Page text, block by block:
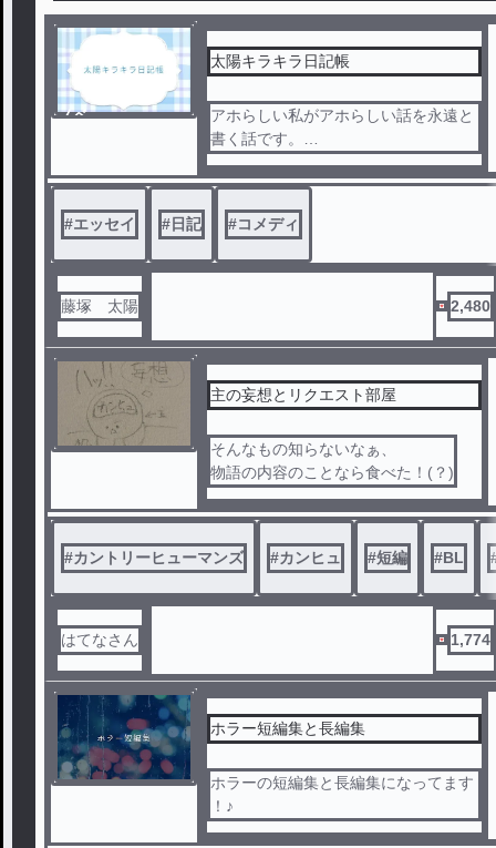
ノベ
太陽キラキラ日記帳
アホらしい私がアホらしい話を永遠と
書く話です。
なんか何も読む気が起きない時に読ん
でください。バカになれます。
#エッセイ #日記 #コメディ
藤塚 太陽 2,480
主の妄想とリクエスト部屋
そんなもの知らないなぁ、
物語の内容のことなら食べた！(？)
#カントリーヒューマンズ #カンヒュ #短編 #BL
はてなさん 1,774
ホラー短編集と長編集
ホラーの短編集と長編集になってます
！♪